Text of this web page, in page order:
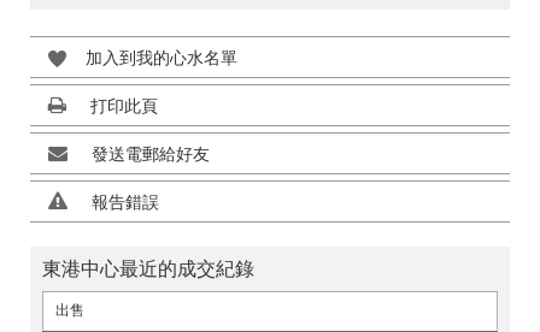
加入到我的心水名單
打印此頁
發送電郵給好友
報告錯誤
東港中心最近的成交紀錄
出售